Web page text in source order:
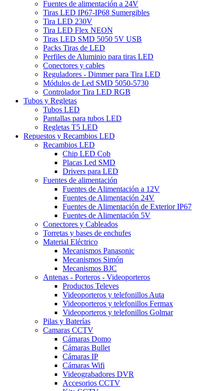
Fuentes de alimentación a 24V
Tiras LED IP67-IP68 Sumergibles
Tira LED 230V
Tira LED Flex NEON
Tiras LED SMD 5050 5V USB
Packs Tiras de LED
Perfiles de Aluminio para tiras LED
Conectores y cables
Reguladores - Dimmer para Tira LED
Módulos de Led SMD 5050-5730
Controlador Tira LED RGB
Tubos y Regletas
Tubos LED
Pantallas para tubos LED
Regletas T5 LED
Repuestos y Recambios LED
Recambios LED
Chip LED Cob
Placas Led SMD
Drivers para LED
Fuentes de alimentación
Fuentes de Alimentación a 12V
Fuentes de Alimentación 24V
Fuentes de Alimentación de Exterior IP67
Fuentes de Alimentación 5V
Conectores y Cableados
Torretas y bases de enchufes
Material Eléctrico
Mecanismos Panasonic
Mecanismos Simón
Mecanismos BJC
Antenas - Porteros - Videoporteros
Productos Televes
Videoporteros y telefonillos Auta
Videoporteros y telefonillos Fermax
Videoporteros y telefonillos Golmar
Pilas y Baterías
Camaras CCTV
Cámaras Domo
Cámaras Bullet
Cámaras IP
Cámaras Wifi
Videograbadores DVR
Accesorios CCTV